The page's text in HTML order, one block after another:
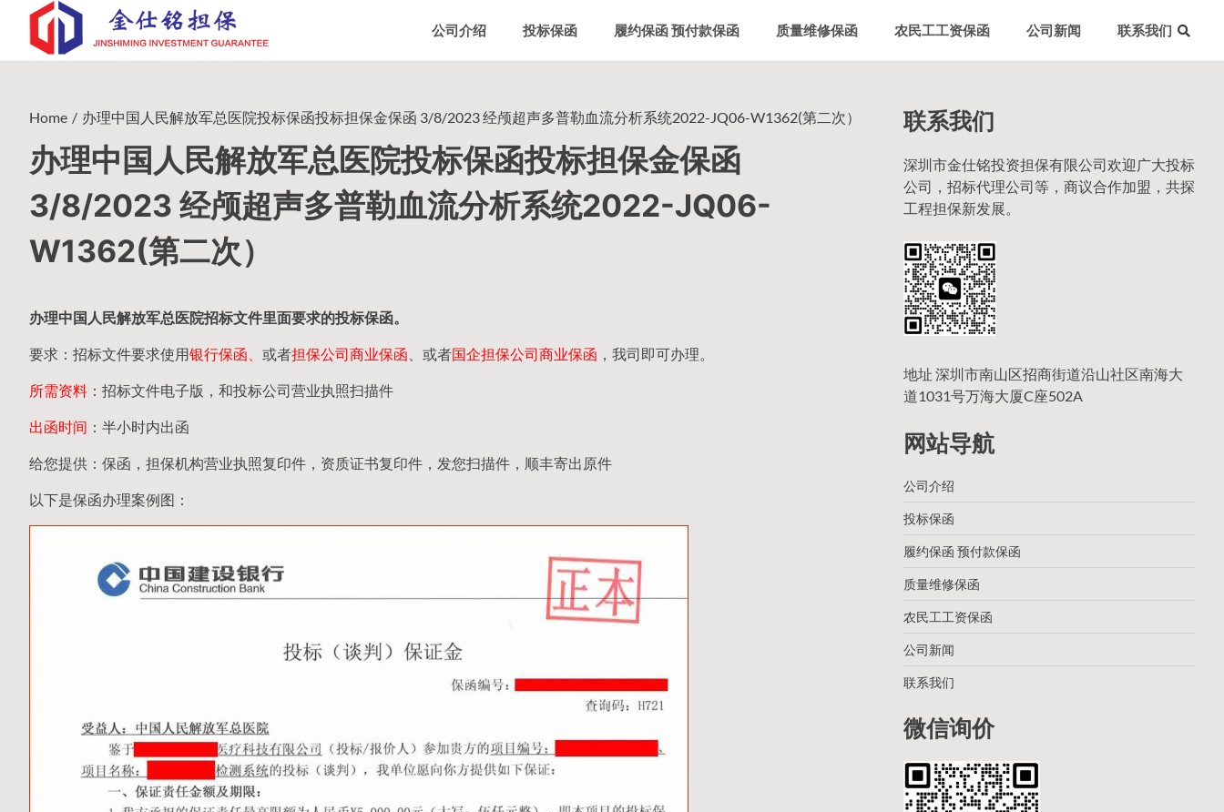
content
公司介绍 投标保函 履约保函 预付款保函 质量维修保函 农民工工资保函 公司新闻 联系我们
Home 办理中国人民解放军总医院投标保函投标担保金保函 3/8/2023 经颅超声多普勒血流分析系统2022-JQ06-W1362(第二次）
办理中国人民解放军总医院投标保函投标担保金保函
3/8/2023 经颅超声多普勒血流分析系统2022-JQ06-
W1362(第二次）
办理中国人民解放军总医院招标文件里面要求的投标保函。
要求：招标文件要求使用银行保函、 或者担保公司商业保函 、或者国企担保公司商业保函 ，我司即可办理。
所需资料 ：招标文件电子版，和投标公司营业执照扫描件
出函时间 ：半小时内出函
给您提供：保函，担保机构营业执照复印件，资质证书复印件，发您扫描件，顺丰寄出原件
以下是保函办理案例图：
联系我们
深圳市金仕铭投资担保有限公司欢迎广大投标
公司，招标代理公司等，商议合作加盟，共探
工程担保新发展。
地址 深圳市南山区招商街道沿山社区南海大
道1031号万海大厦C座502A
网站导航
公司介绍
投标保函
履约保函 预付款保函
质量维修保函
农民工工资保函
公司新闻
联系我们
微信询价